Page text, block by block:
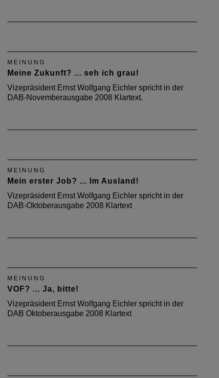
MEINUNG
Meine Zukunft? ... seh ich grau!
Vizepräsident Ernst Wolfgang Eichler spricht in der
DAB-Novemberausgabe 2008 Klartext.
MEINUNG
Mein erster Job? ... Im Ausland!
Vizepräsident Ernst Wolfgang Eichler spricht in der
DAB-Oktoberausgabe 2008 Klartext
MEINUNG
VOF? ... Ja, bitte!
Vizepräsident Ernst Wolfgang Eichler spricht in der
DAB Oktoberausgabe 2008 Klartext